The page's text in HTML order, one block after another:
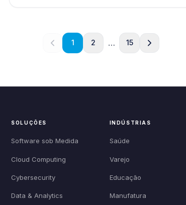
1 2 … 15
SOLUÇÕES
Software sob Medida
Cloud Computing
Cybersecurity
Data & Analytics
INDÚSTRIAS
Saúde
Varejo
Educação
Manufatura